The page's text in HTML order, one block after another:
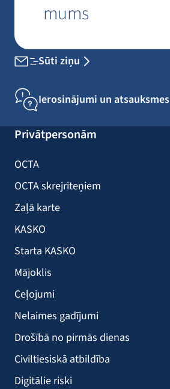
mums
Sūti ziņu
Ierosinājumi un atsauksmes
Privātpersonām
OCTA
OCTA skrejriteņiem
Zaļā karte
KASKO
Starta KASKO
Mājoklis
Ceļojumi
Nelaimes gadījumi
Drošībā no pirmās dienas
Civiltiesiskā atbildība
Digitālie riski